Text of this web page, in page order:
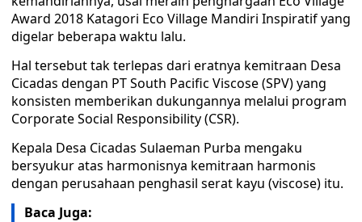
Award 2018 Katagori Eco Village Mandiri Inspiratif yang
digelar beberapa waktu lalu.
Hal tersebut tak terlepas dari eratnya kemitraan Desa
Cicadas dengan PT South Pacific Viscose (SPV) yang
konsisten memberikan dukungannya melalui program
Corporate Social Responsibility (CSR).
Kepala Desa Cicadas Sulaeman Purba mengaku
bersyukur atas harmonisnya kemitraan harmonis
dengan perusahaan penghasil serat kayu (viscose) itu.
Baca Juga: